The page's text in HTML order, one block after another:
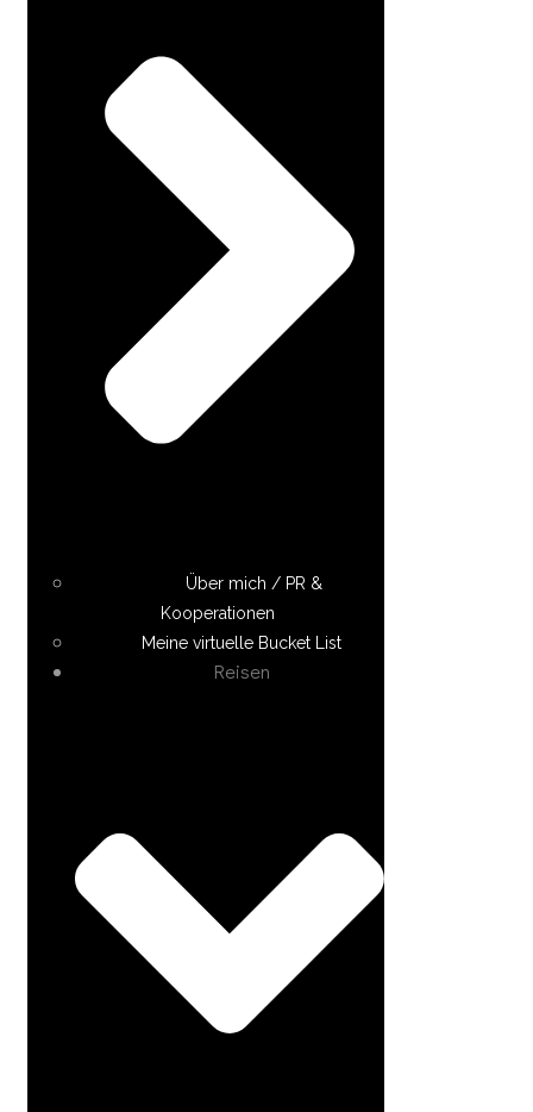
Über mich / PR &
Kooperationen
Meine virtuelle Bucket List
Reisen